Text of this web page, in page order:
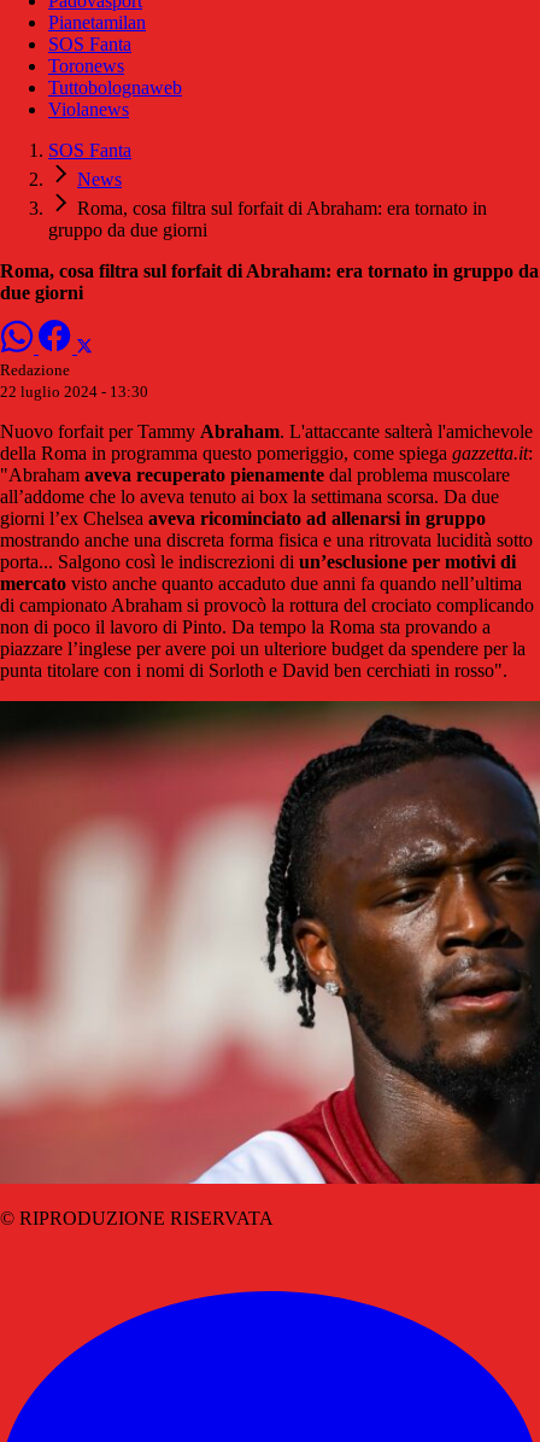
Pianetamilan
SOS Fanta
Toronews
Tuttobolognaweb
Violanews
SOS Fanta
News
Roma, cosa filtra sul forfait di Abraham: era tornato in
gruppo da due giorni
Roma, cosa filtra sul forfait di Abraham: era tornato in gruppo da
due giorni
Redazione
22 luglio 2024 - 13:30
Nuovo forfait per Tammy Abraham. L'attaccante salterà l'amichevole
della Roma in programma questo pomeriggio, come spiega gazzetta.it:
"Abraham aveva recuperato pienamente dal problema muscolare
all’addome che lo aveva tenuto ai box la settimana scorsa. Da due
giorni l’ex Chelsea aveva ricominciato ad allenarsi in gruppo
mostrando anche una discreta forma fisica e una ritrovata lucidità sotto
porta... Salgono così le indiscrezioni di un’esclusione per motivi di
mercato visto anche quanto accaduto due anni fa quando nell’ultima
di campionato Abraham si provocò la rottura del crociato complicando
non di poco il lavoro di Pinto. Da tempo la Roma sta provando a
piazzare l’inglese per avere poi un ulteriore budget da spendere per la
punta titolare con i nomi di Sorloth e David ben cerchiati in rosso".
© RIPRODUZIONE RISERVATA